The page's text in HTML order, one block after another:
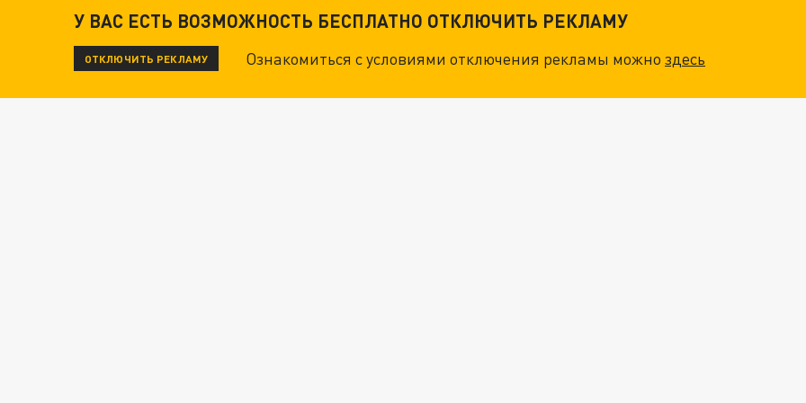
У ВАС ЕСТЬ ВОЗМОЖНОСТЬ БЕСПЛАТНО ОТКЛЮЧИТЬ РЕКЛАМУ
ОТКЛЮЧИТЬ РЕКЛАМУ Ознакомиться с условиями отключения рекламы можноздесь